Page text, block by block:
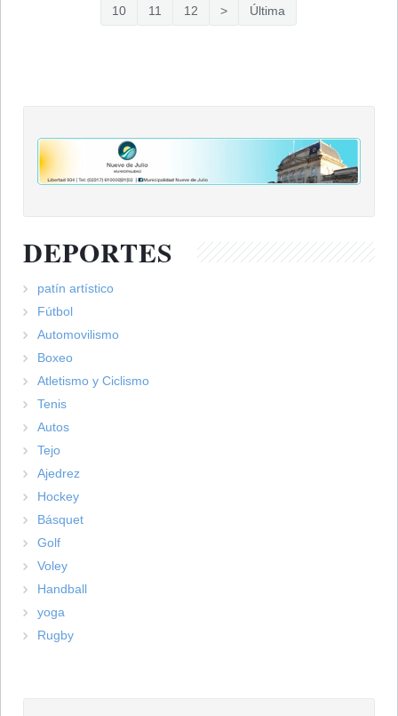
10 11 12 > Última
DEPORTES
patín artístico
Fútbol
Automovilismo
Boxeo
Atletismo y Ciclismo
Tenis
Autos
Tejo
Ajedrez
Hockey
Básquet
Golf
Voley
Handball
yoga
Rugby